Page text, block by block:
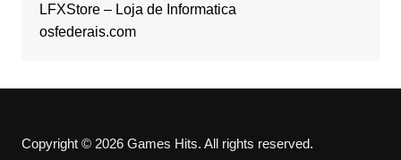
LFXStore – Loja de Informatica
osfederais.com
Copyright © 2026 Games Hits. All rights reserved.